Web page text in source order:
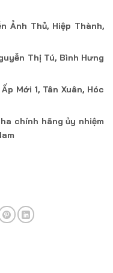
Ảnh Thủ, Hiệp Thành,
Thị Tú, Bình Hưng
Mới 1, Tân Xuân, Hóc
chính hãng ủy nhiệm